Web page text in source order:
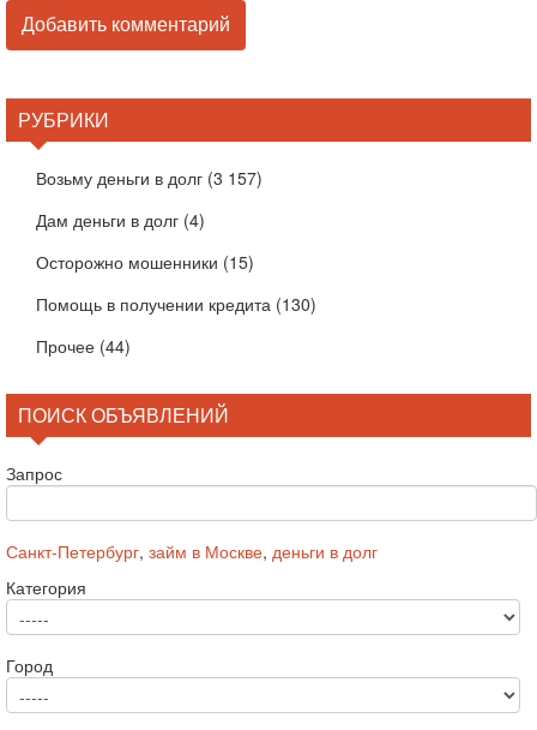
РУБРИКИ
Возьму деньги в долг (3 157)
Дам деньги в долг (4)
Осторожно мошенники (15)
Помощь в получении кредита (130)
Прочее (44)
ПОИСК ОБЪЯВЛЕНИЙ
Запрос
Санкт-Петербург, займ в Москве, деньги в долг
Категория
Город